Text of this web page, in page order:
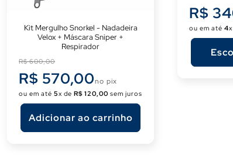
Kit Mergulho Snorkel - Nadadeira
Velox + Máscara Sniper +
Respirador
Preço
normal
R$ 600,00
R$ 570,00no pix
ou em até 5x de R$ 120,00 sem juros
Adicionar ao carrinho
normal
R$
ou em até 4